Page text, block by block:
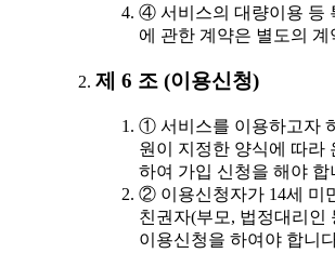
④ 서비스의 대량이용 등
에 관한 계약은 별도의 계
제 6 조 (이용신청)
① 서비스를 이용하고자
원이 지정한 양식에 따라
하여 가입 신청을 해야 합
② 이용신청자가 14세 미
친권자(부모, 법정대리인
이용신청을 하여야 합니